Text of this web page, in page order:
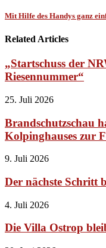
Mit Hilfe des Handys ganz
Related Articles
„Startschuss der
Riesennummer“
25. Juli 2026
Brandschutzschau
Kolpinghauses zur
9. Juli 2026
Der nächste Schritt
4. Juli 2026
Die Villa Ostrop